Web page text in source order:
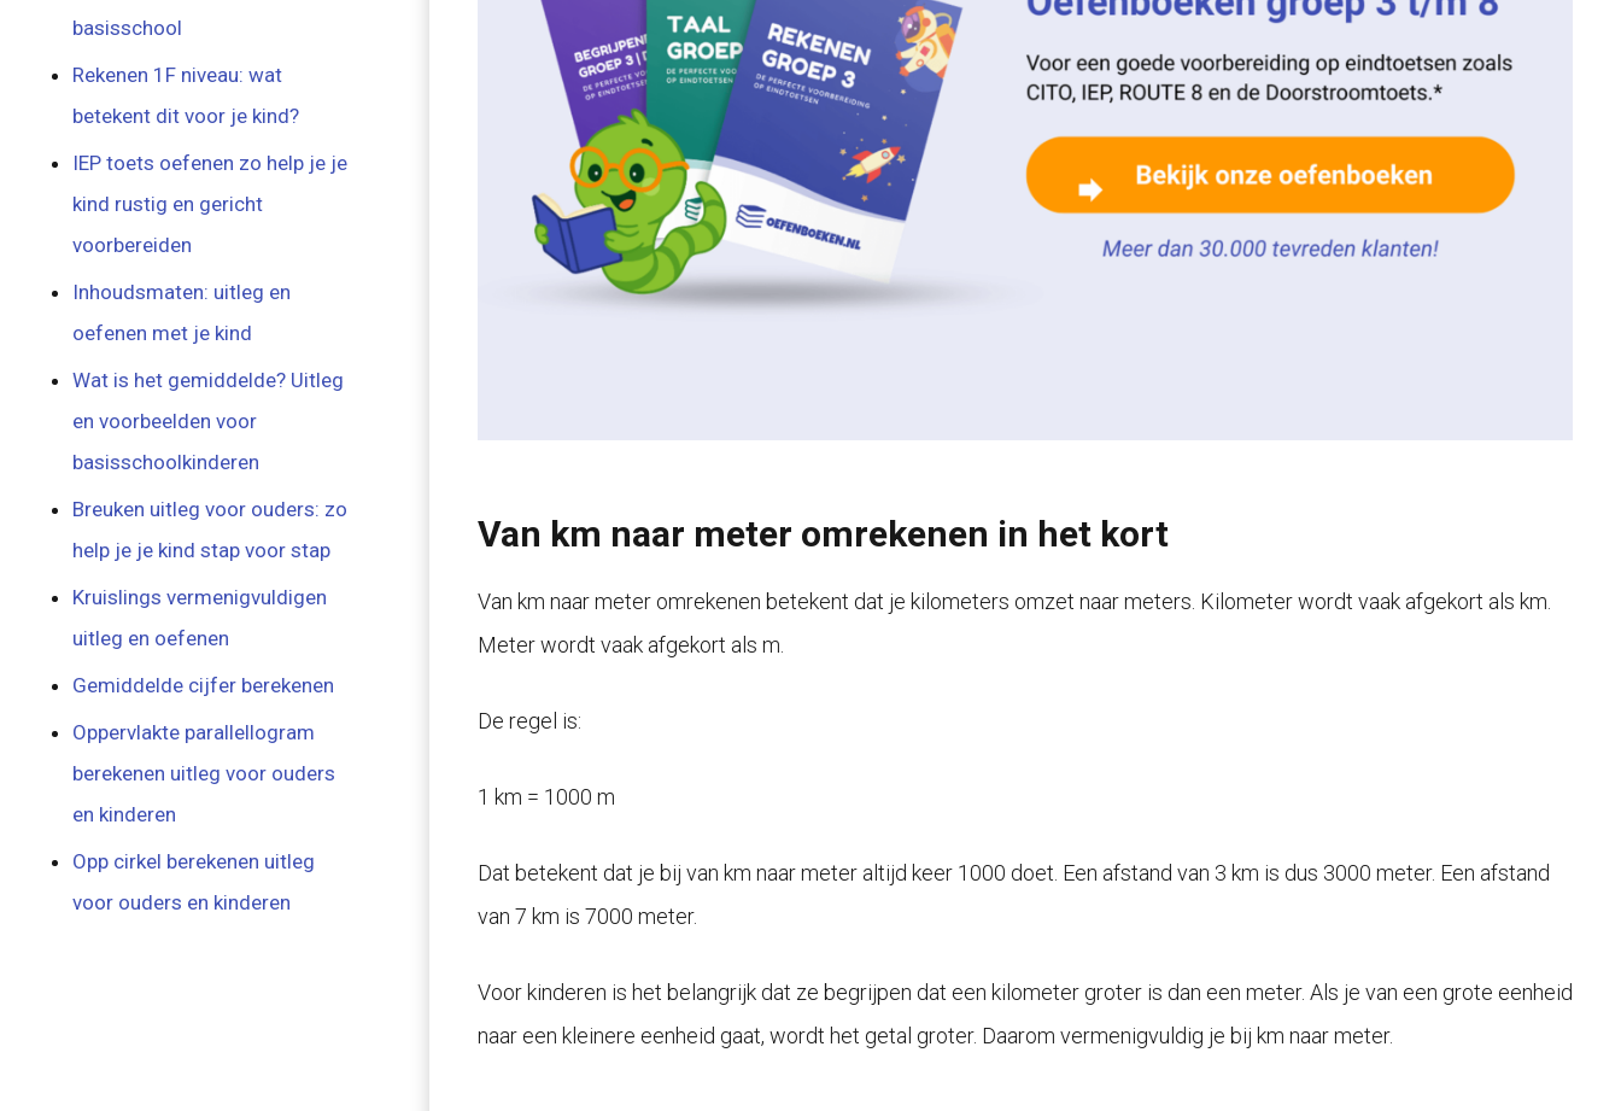
Van km naar meter omrekenen in het kort
Van km naar meter omrekenen betekent dat je kilometers omzet naar meters. Kilometer wordt vaak afgekort als km.
Meter wordt vaak afgekort als m.
De regel is:
1 km = 1000 m
Dat betekent dat je bij van km naar meter altijd keer 1000 doet. Een afstand van 3 km is dus 3000 meter. Een afstand
van 7 km is 7000 meter.
Voor kinderen is het belangrijk dat ze begrijpen dat een kilometer groter is dan een meter. Als je van een grote eenheid
naar een kleinere eenheid gaat, wordt het getal groter. Daarom vermenigvuldig je bij km naar meter.
basisschool
Rekenen 1F niveau: wat
betekent dit voor je kind?
IEP toets oefenen zo help je je
kind rustig en gericht
voorbereiden
Inhoudsmaten: uitleg en
oefenen met je kind
Wat is het gemiddelde? Uitleg
en voorbeelden voor
basisschoolkinderen
Breuken uitleg voor ouders: zo
help je je kind stap voor stap
Kruislings vermenigvuldigen
uitleg en oefenen
Gemiddelde cijfer berekenen
Oppervlakte parallellogram
berekenen uitleg voor ouders
en kinderen
Opp cirkel berekenen uitleg
voor ouders en kinderen